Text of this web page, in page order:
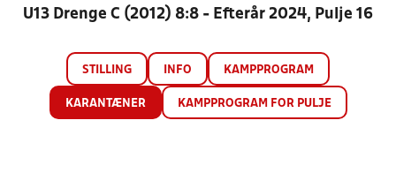
U13 Drenge C (2012) 8:8 - Efterår 2024, Pulje 16
STILLING INFO KAMPPROGRAM
KARANTÆNER KAMPPROGRAM FOR PULJE